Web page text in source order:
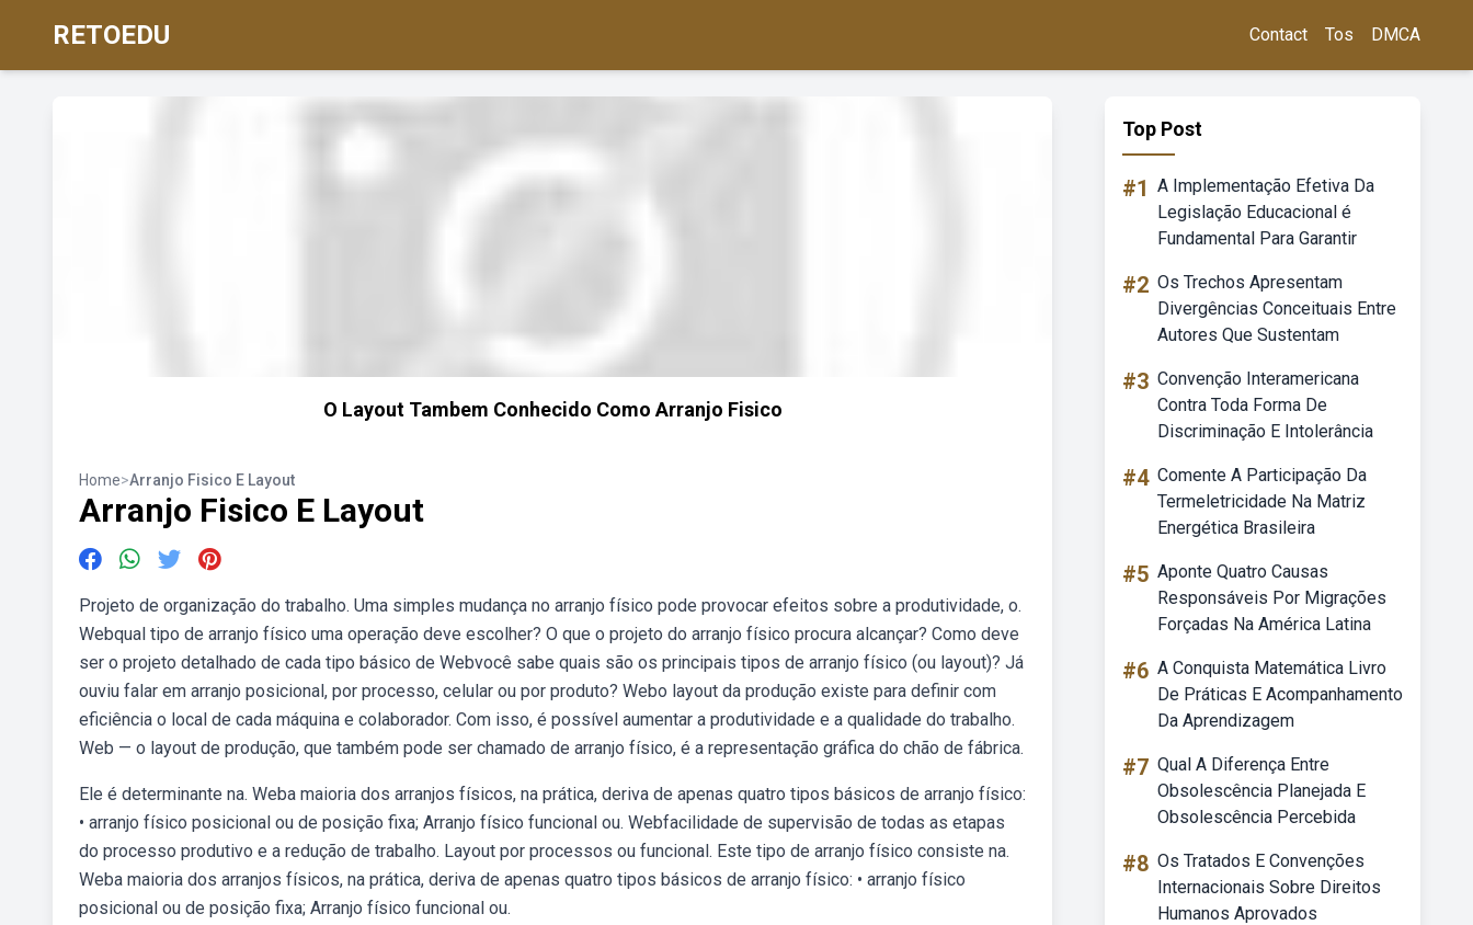
RETOEDU Contact Tos DMCA
O Layout Tambem Conhecido Como Arranjo Fisico
Home>Arranjo Fisico E Layout
Arranjo Fisico E Layout
Projeto de organização do trabalho. Uma simples mudança no arranjo físico pode provocar efeitos sobre a produtividade, o.
Webqual tipo de arranjo físico uma operação deve escolher? O que o projeto do arranjo físico procura alcançar? Como deve
ser o projeto detalhado de cada tipo básico de Webvocê sabe quais são os principais tipos de arranjo físico (ou layout)? Já
ouviu falar em arranjo posicional, por processo, celular ou por produto? Webo layout da produção existe para definir com
eficiência o local de cada máquina e colaborador. Com isso, é possível aumentar a produtividade e a qualidade do trabalho.
Web — o layout de produção, que também pode ser chamado de arranjo físico, é a representação gráfica do chão de fábrica.
Ele é determinante na. Weba maioria dos arranjos físicos, na prática, deriva de apenas quatro tipos básicos de arranjo físico:
• arranjo físico posicional ou de posição fixa; Arranjo físico funcional ou. Webfacilidade de supervisão de todas as etapas
do processo produtivo e a redução de trabalho. Layout por processos ou funcional. Este tipo de arranjo físico consiste na.
Weba maioria dos arranjos físicos, na prática, deriva de apenas quatro tipos básicos de arranjo físico: • arranjo físico
posicional ou de posição fixa; Arranjo físico funcional ou.
Top Post
#1 A Implementação Efetiva Da
Legislação Educacional é
Fundamental Para Garantir
#2 Os Trechos Apresentam
Divergências Conceituais Entre
Autores Que Sustentam
#3 Convenção Interamericana
Contra Toda Forma De
Discriminação E Intolerância
#4 Comente A Participação Da
Termeletricidade Na Matriz
Energética Brasileira
#5 Aponte Quatro Causas
Responsáveis Por Migrações
Forçadas Na América Latina
#6 A Conquista Matemática Livro
De Práticas E Acompanhamento
Da Aprendizagem
#7 Qual A Diferença Entre
Obsolescência Planejada E
Obsolescência Percebida
#8 Os Tratados E Convenções
Internacionais Sobre Direitos
Humanos Aprovados